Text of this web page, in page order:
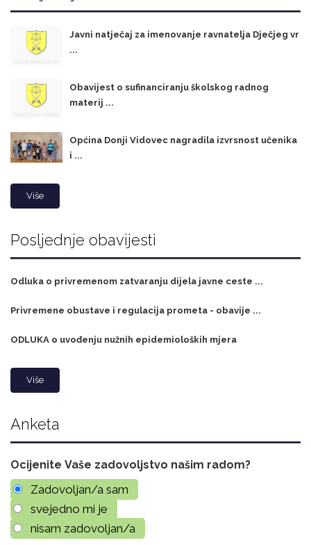
Javni natječaj za imenovanje ravnatelja Dječjeg vr
...
Obavijest o sufinanciranju školskog radnog
materij ...
Općina Donji Vidovec nagradila izvrsnost učenika
i ...
Više
Posljednje obavijesti
Odluka o privremenom zatvaranju dijela javne ceste ...
Privremene obustave i regulacija prometa - obavije ...
ODLUKA o uvođenju nužnih epidemioloških mjera
Više
Anketa
Ocijenite Vaše zadovoljstvo našim radom?
Zadovoljan/a sam
svejedno mi je
nisam zadovoljan/a